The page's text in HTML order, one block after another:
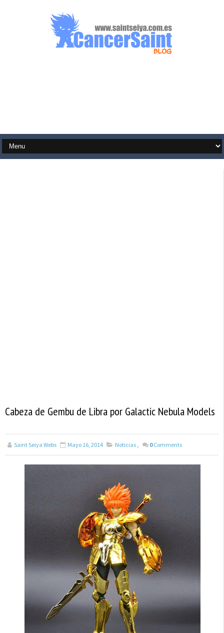
Cabeza de Gembu de Libra por Galactic Nebula Models
Saint Seiya Webs Mayo 16, 2014 Noticias , 0 Comments